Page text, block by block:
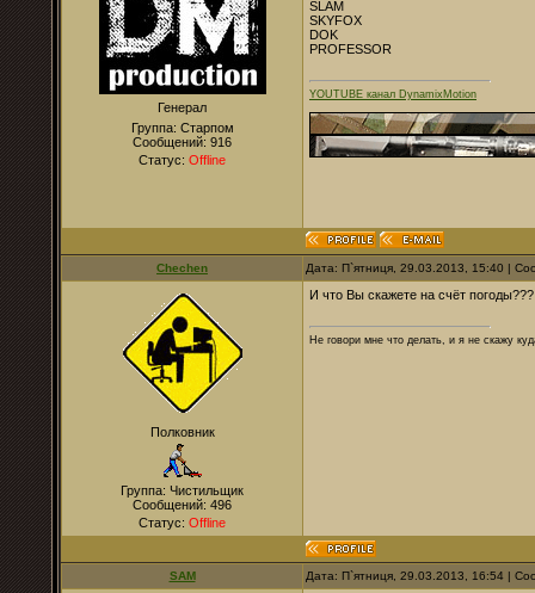
Генерал
Группа: Старпом
Сообщений: 916
Статус: Offline
SLAM
SKYFOX
DOK
PROFESSOR
YOUTUBE канал DynamixMotion
Chechen Дата: П`ятниця, 29.03.2013, 15:40 |
Полковник
Группа: Чистильщик
Сообщений: 496
Статус: Offline
И что Вы скажете на счёт погоды???
Не говори мне что делать, и я не скажу
SAM Дата: П`ятниця, 29.03.2013, 16:54 |